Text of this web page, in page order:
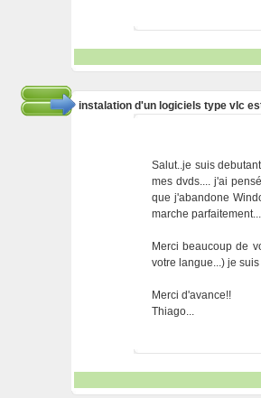
instalation d'un logiciels type vlc
Salut..je suis
mes dvds.... j'ai
que j'abandone
marche
Merci beaucoup de
votre langue...) je
Merci d'avance!!
Thiago...